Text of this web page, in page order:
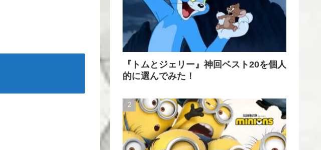
『トムとジェリー』神回ベスト20を個人
的に選んでみた！